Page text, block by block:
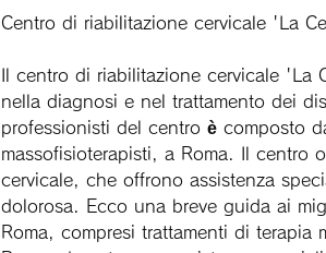
Centro di riabilitazione cervicale 'La
Il centro di riabilitazione cervicale 'La
nella diagnosi e nel trattamento dei
professionisti del centro è composto
massofisioterapisti, a Roma. Il centro
cervicale, che offrono assistenza
dolorosa. Ecco una breve guida ai
Roma, compresi trattamenti di terapia